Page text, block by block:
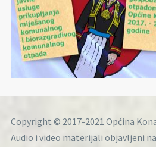
Copyright © 2017-2021 Općina
Audio i video materijali objavljeni